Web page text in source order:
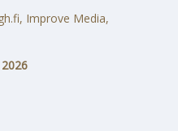
Improve Media,